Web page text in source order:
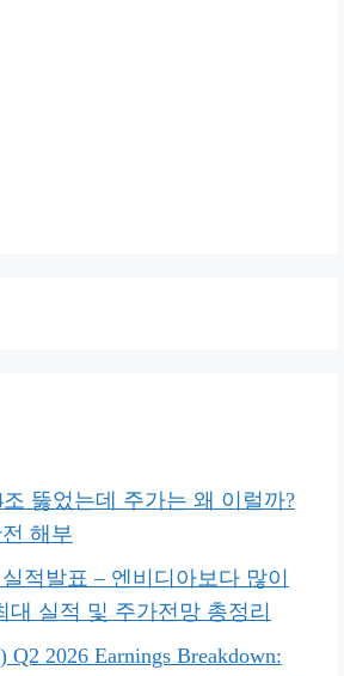
뚫었는데 주가는 왜 이럴까?
해부
적발표 – 엔비디아보다 많이
대 실적 및 주가전망 총정리
Q2 2026 Earnings Breakdown: